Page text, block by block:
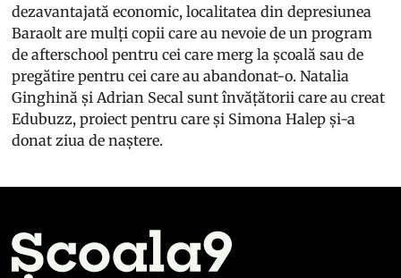
dezavantajată economic, localitatea din depresiunea
Baraolt are mulți copii care au nevoie de un program
de afterschool pentru cei care merg la școală sau de
pregătire pentru cei care au abandonat-o. Natalia
Ginghină și Adrian Secal sunt învățătorii care au creat
Edubuzz, proiect pentru care și Simona Halep și-a
donat ziua de naștere.